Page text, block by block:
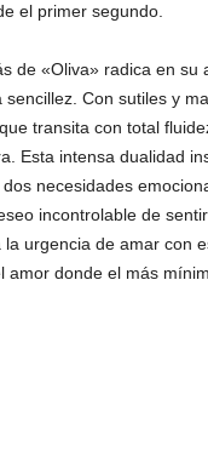
el primer segundo.
de «Oliva» radica en
sencillez. Con sutiles y
transita con total
Esta intensa dualidad
necesidades
incontrolable de
la urgencia de amar con
amor donde el más